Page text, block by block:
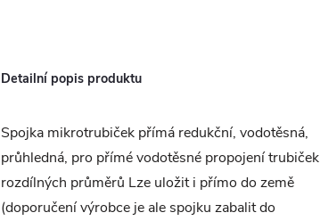
Detailní popis produktu
Spojka mikrotrubiček přímá redukční, vodotěsná,
průhledná, pro přímé vodotěsné propojení trubiček
rozdílných průměrů Lze uložit i přímo do země
(doporučení výrobce je ale spojku zabalit do